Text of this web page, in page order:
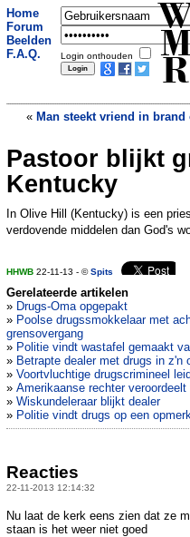
Home
Forum
Beelden
F.A.Q.
Login onthouden
« Man steekt vriend in brand
Pastoor blijkt
Kentucky
In Olive Hill (Kentucky) is een
verdovende middelen dan God's
HHWB 22-11-13 - ©Spits
Gerelateerde artikelen
» Drugs-Oma opgepakt
» Poolse drugssmokkelaar met
grensovergang
» Politie vindt wastafel gemaakt
» Betrapte dealer met drugs in
» Voortvluchtige drugscrimineel
» Amerikaanse rechter
» Wiskundeleraar blijkt dealer
» Politie vindt drugs op een
Reacties
22-11-2013 12:14:32
Nu laat de kerk eens zien dat ze
staan is het weer niet goed